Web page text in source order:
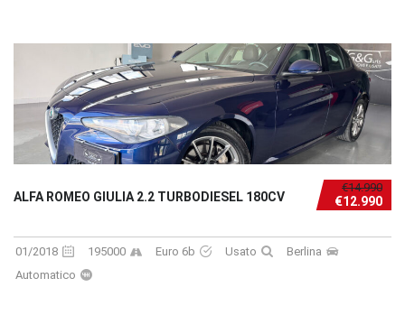
€14.990
€12.990
ALFA ROMEO GIULIA 2.2 TURBODIESEL 180CV
01/2018 195000 Euro 6b Usato
Berlina
Automatico